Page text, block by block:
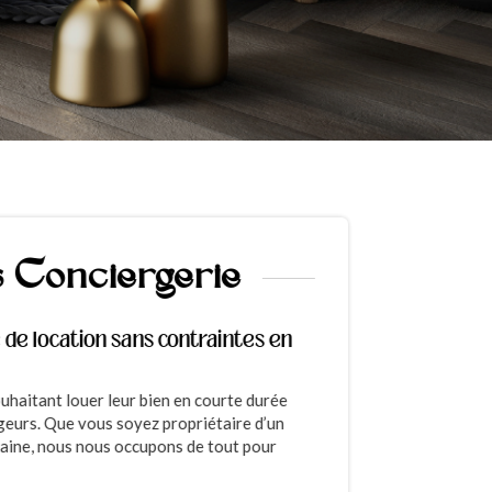
Conciergerie
location sans contraintes en
louer leur bien en courte durée
Que vous soyez propriétaire d’un
nous nous occupons de tout pour